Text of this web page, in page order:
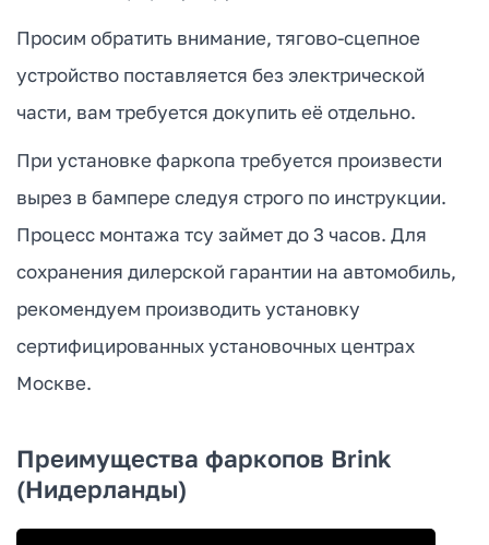
Просим обратить внимание, тягово-сцепное
устройство поставляется без электрической
части, вам требуется докупить её отдельно.
При установке фаркопа требуется произвести
вырез в бампере следуя строго по инструкции.
Процесс монтажа тсу займет до 3 часов. Для
сохранения дилерской гарантии на автомобиль,
рекомендуем производить установку
сертифицированных установочных центрах
Москве.
Преимущества фаркопов Brink
(Нидерланды)